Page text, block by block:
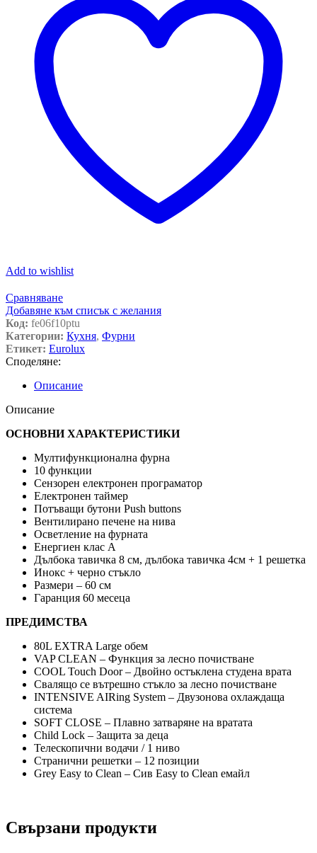
Add to wishlist
Сравняване
Добавяне към списък с желания
Код: fe06f10ptu
Категории: Кухня, Фурни
Етикет: Eurolux
Споделяне:
Описание
Описание
ОСНОВНИ ХАРАКТЕРИСТИКИ
Мултифункционална фурна
10 функции
Сензорен електронен програматор
Електронен таймер
Потъващи бутони Push buttons
Вентилирано печене на нива
Осветление на фурната
Енергиен клас А
Дълбока тавичка 8 см, дълбока тавичка 4см + 1 решетка
Инокс + черно стъкло
Размери – 60 cм
Гаранция 60 месеца
ПРЕДИМСТВА
80L EXTRA Large обем
VAP CLEAN – Функция за лесно почистване
COOL Touch Door – Двойно остъклена студена врата
Свалящо се вътрешно стъкло за лесно почистване
INTENSIVE AIRing System – Двузонова охлаждаща
система
SOFT CLOSЕ – Плавно затваряне на вратата
Child Lock – Защита за деца
Телескопични водачи / 1 ниво
Странични решетки – 12 позиции
Grey Easy to Clean – Сив Easy to Clean емайл
Свързани продукти